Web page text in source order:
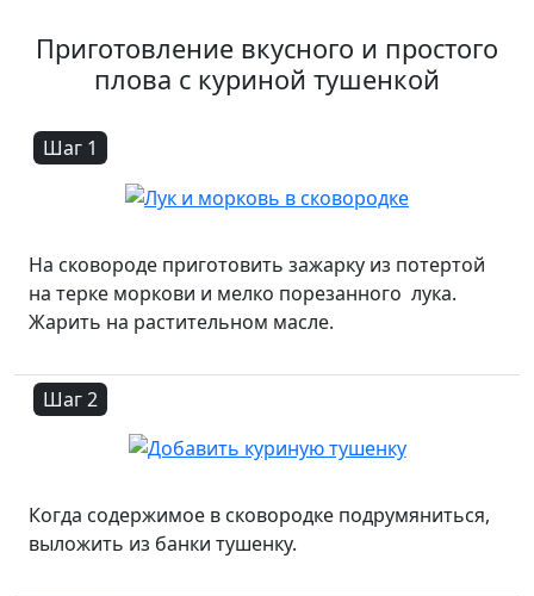
Приготовление вкусного и простого
плова с куриной тушенкой
Шаг 1
На сковороде приготовить зажарку из потертой
на терке моркови и мелко порезанного лука.
Жарить на растительном масле.
Шаг 2
Когда содержимое в сковородке подрумяниться,
выложить из банки тушенку.